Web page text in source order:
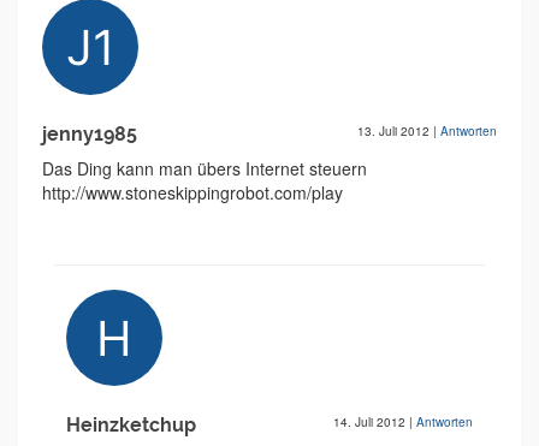
jenny1985 13. Juli 2012 | Antworten
Das Ding kann man übers Internet steuern
http://www.stoneskippingrobot.com/play
Heinzketchup 14. Juli 2012 | Antworten